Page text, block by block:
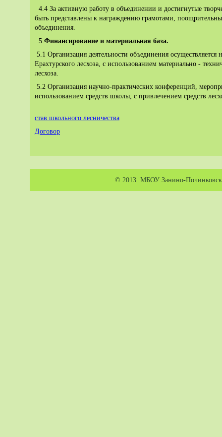
4.4 За активную работу в объединении и достигнутые
быть представлены к награждению грамотами,
объединения.
5.Финансирование и материальная база.
5.1 Организация деятельности объединения
Ерахтурского лесхоза, с использованием материально -
лесхоза.
5.2 Организация научно-практических конференций,
использованием средств школы, с привлечением средств
став школьного лесничества
Договор
© 2013. МБОУ Занино-